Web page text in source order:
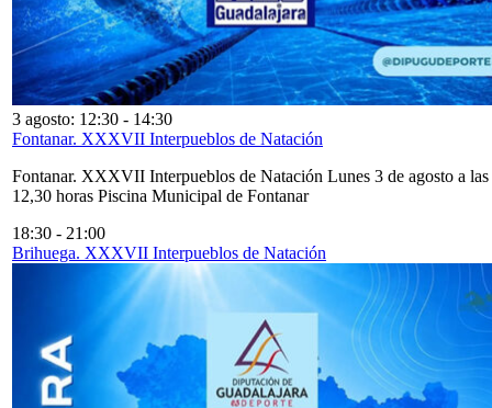
3 agosto: 12:30 - 14:30
Fontanar. XXXVII Interpueblos de Natación
Fontanar. XXXVII Interpueblos de Natación Lunes 3 de agosto a las
12,30 horas Piscina Municipal de Fontanar
18:30 - 21:00
Brihuega. XXXVII Interpueblos de Natación